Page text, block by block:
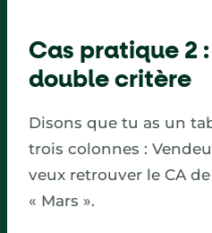
Cas pratique 2
double critère
Disons que tu as un
trois colonnes :
veux retrouver le CA
« Mars ».